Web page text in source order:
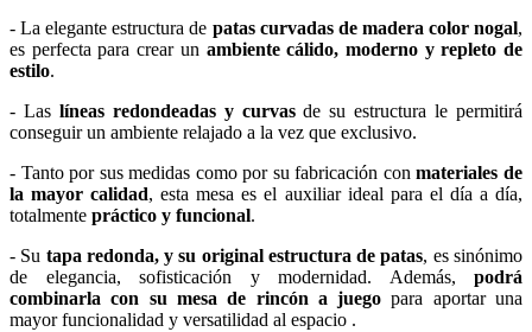
- La elegante estructura de patas curvadas de madera color nogal,
es perfecta para crear un ambiente cálido, moderno y repleto de
estilo.
- Las líneas redondeadas y curvasde su estructura le permitirá
conseguir un ambiente relajado a la vez que exclusivo.
- Tanto por sus medidas como por su fabricación conmateriales de
la mayor calidad, esta mesa es el auxiliar ideal para el día a día,
totalmente práctico y funcional.
- Su tapa redonda, y su original estructura de patas, es sinónimo
de elegancia, sofisticación y modernidad. Además, podrá
combinarla con su mesa de rincón a juego para aportar una
mayor funcionalidad y versatilidad al espacio .